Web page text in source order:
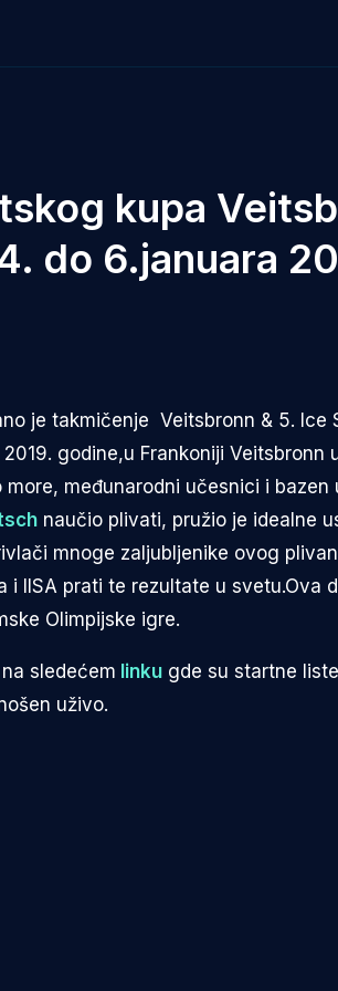
kupa
do 6.januara
je takmičenje Veitsbronn & 5. Ice
godine,u Frankoniji Veitsbronn
međunarodni učesnici i bazen
naučio plivati, pružio je idealne
mnoge zaljubljenike ovog
i IISA prati te rezultate u svetu.Ova
Olimpijske igre.
sledećem linku gde su startne
uživo.